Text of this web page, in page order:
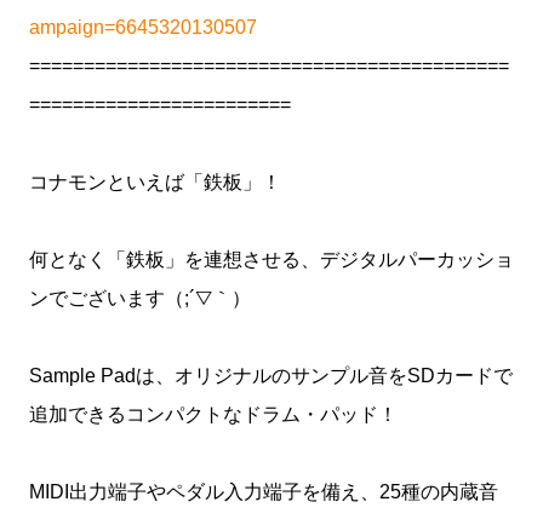
ampaign=6645320130507
============================================
========================
コナモンといえば「鉄板」！
何となく「鉄板」を連想させる、デジタルパーカッショ
ンでございます（;´▽｀）
Sample Padは、オリジナルのサンプル音をSDカードで
追加できるコンパクトなドラム・パッド！
MIDI出力端子やペダル入力端子を備え、25種の内蔵音